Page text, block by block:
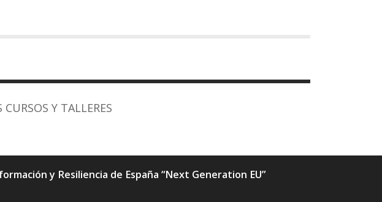
Y TALLERES
y Resiliencia de España “Next Generation EU”